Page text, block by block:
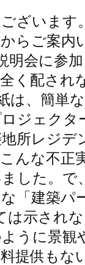
ざいま
らご案内
明会に参
く配され
は、簡単
ジェクタ
所レジデ
んな不正
した。で
「建築パ
は示され
うに景観
提供もな